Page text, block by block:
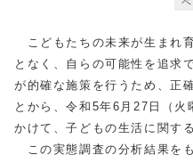
こどもたちの未来が生まれ
となく、自らの可能性を追求
が的確な施策を行うため、正
とから、令和5年6月27日（
かけて、子どもの生活に関す
この実態調査の分析結果を